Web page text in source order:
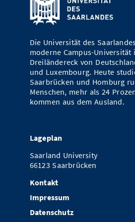
Die Universität des
moderne Campus-Universität
Dreiländereck von
und Luxembourg. Heute
Saarbrücken und Homburg
Menschen, mehr als 24
kommen aus dem Ausland.
Lageplan
Saarland University
66123 Saarbrücken
Kontakt
Impressum
Datenschutz